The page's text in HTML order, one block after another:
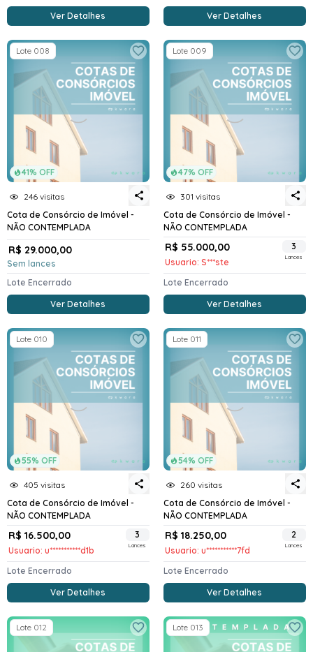
Ver Detalhes Ver Detalhes
41% OFF
Lote 008
246 visitas
Cota de Consórcio de Imóvel -
NÃO CONTEMPLADA
R$ 29.000,00
Sem lances
Lote Encerrado
Ver Detalhes
47% OFF
Lote 009
301 visitas
Cota de Consórcio de Imóvel -
NÃO CONTEMPLADA
R$ 55.000,00
Usuario: S***ste
3
Lances
Lote Encerrado
Ver Detalhes
55% OFF
Lote 010
405 visitas
Cota de Consórcio de Imóvel -
NÃO CONTEMPLADA
R$ 16.500,00
Usuario: u***********d1b
3
Lances
Lote Encerrado
Ver Detalhes
54% OFF
Lote 011
260 visitas
Cota de Consórcio de Imóvel -
NÃO CONTEMPLADA
R$ 18.250,00
Usuario: u***********7fd
2
Lances
Lote Encerrado
Ver Detalhes
Lote 012 Lote 013